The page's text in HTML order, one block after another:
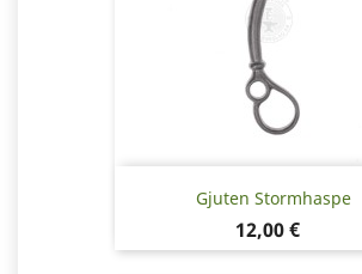
Gjuten Stormhaspe
Pris
12,00 €